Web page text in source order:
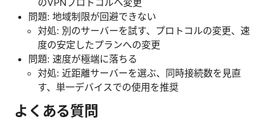
問題: 地域制限が回避できない
対処: 別のサーバーを試す、プロトコルの変更、速
度の安定したプランへの変更
問題: 速度が極端に落ちる
対処: 近距離サーバーを選ぶ、同時接続数を見直
す、単一デバイスでの使用を推奨
よくある質問